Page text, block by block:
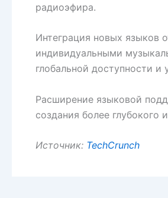
радиоэфира.
Интеграция новых языков
индивидуальными
глобальной доступности
Расширение языковой
создания более глубокого
Источник: TechCrunch